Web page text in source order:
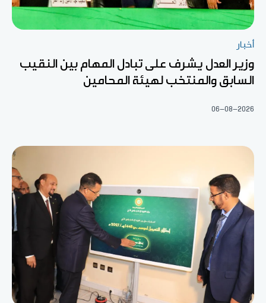
أخبار
وزير العدل يشرف على تبادل المهام بين النقيب
السابق والمنتخب لهيئة المحامين
06-08-2026